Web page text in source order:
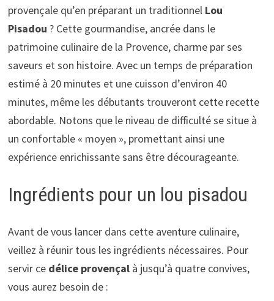
provençale qu’en préparant un traditionnel Lou
Pisadou ? Cette gourmandise, ancrée dans le
patrimoine culinaire de la Provence, charme par ses
saveurs et son histoire. Avec un temps de préparation
estimé à 20 minutes et une cuisson d’environ 40
minutes, même les débutants trouveront cette recette
abordable. Notons que le niveau de difficulté se situe à
un confortable « moyen », promettant ainsi une
expérience enrichissante sans être décourageante.
Ingrédients pour un lou pisadou
Avant de vous lancer dans cette aventure culinaire,
veillez à réunir tous les ingrédients nécessaires. Pour
servir ce délice provençalà jusqu’à quatre convives,
vous aurez besoin de :